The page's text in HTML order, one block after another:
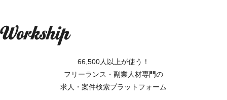
66,500人以上が使う！
フリーランス・副業人材専門の
求人・案件検索プラットフォーム